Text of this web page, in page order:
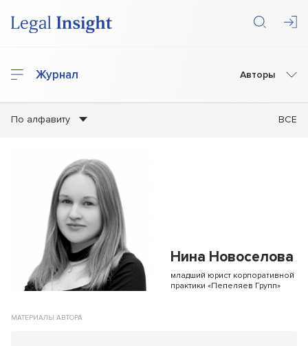
Журнал Авторы
По алфавиту ВСЕ
Нина Новоселова
младший юрист корпоративной
практики «Пепеляев Групп»
МАТЕРИАЛЫ АВТОРА